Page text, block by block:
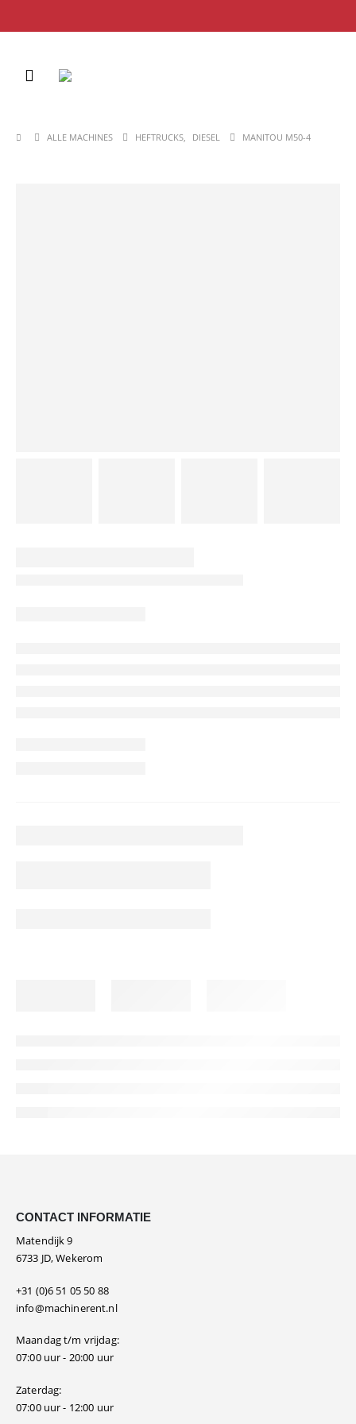
ALLE MACHINES HEFTRUCKS, DIESEL MANITOU M50-4
CONTACT INFORMATIE
Matendijk 9
6733 JD, Wekerom
+31 (0)6 51 05 50 88
info@machinerent.nl
Maandag t/m vrijdag:
07:00 uur - 20:00 uur
Zaterdag:
07:00 uur - 12:00 uur